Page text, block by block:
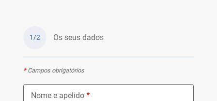
1/2 Os seus dados
*Campos obrigatórios
Nome e apelido